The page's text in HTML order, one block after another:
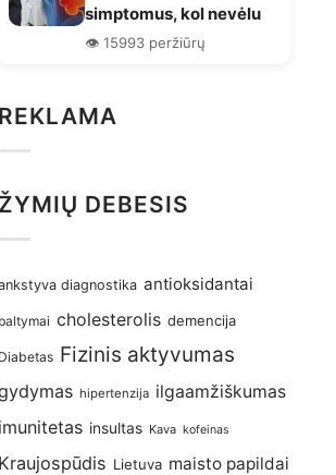
simptomus, kol nevėlu
👁️ 15993 peržiūrų
REKLAMA
ŽYMIŲ DEBESIS
diagnostika antioksidantai
baltymai cholesterolis demencija
Diabetas Fizinis aktyvumas
hipertenzija ilgaamžiškumas
imunitetas insultas Kava kofeinas
Kraujospūdis Lietuva maisto papildai